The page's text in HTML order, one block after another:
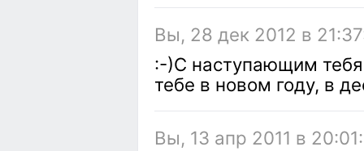
Вы, 28 дек 2012 в
:-)С наступающим
тебе в новом году, в
Вы, 13 апр 2011 в